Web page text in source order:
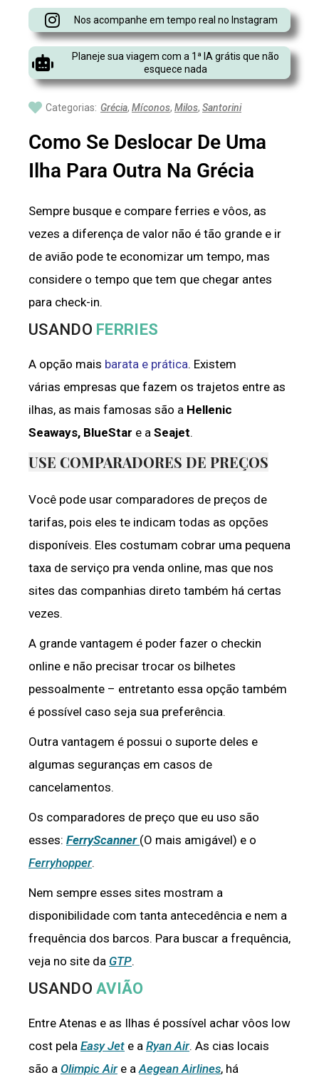
Nos acompanhe em tempo real no Instagram
Planeje sua viagem com a 1ª IA grátis que não
esquece nada
Categorias: Grécia, Míconos, Milos, Santorini
Como Se Deslocar De Uma
Ilha Para Outra Na Grécia
Sempre busque e compare ferries e vôos, as
vezes a diferença de valor não é tão grande e ir
de avião pode te economizar um tempo, mas
considere o tempo que tem que chegar antes
para check-in.
USANDO FERRIES
A opção mais barata e prática. Existem
várias empresas que fazem os trajetos entre as
ilhas, as mais famosas são a Hellenic
Seaways, BlueStar e a Seajet.
USE COMPARADORES DE PREÇOS
Você pode usar comparadores de preços de
tarifas, pois eles te indicam todas as opções
disponíveis. Eles costumam cobrar uma pequena
taxa de serviço pra venda online, mas que nos
sites das companhias direto também há certas
vezes.
A grande vantagem é poder fazer o checkin
online e não precisar trocar os bilhetes
pessoalmente – entretanto essa opção também
é possível caso seja sua preferência.
Outra vantagem é possui o suporte deles e
algumas seguranças em casos de
cancelamentos.
Os comparadores de preço que eu uso são
esses: FerryScanner (O mais amigável) e o
Ferryhopper.
Nem sempre esses sites mostram a
disponibilidade com tanta antecedência e nem a
frequência dos barcos. Para buscar a frequência,
veja no site da GTP.
USANDOAVIÃO
Entre Atenas e as Ilhas é possível achar vôos low
cost pela Easy Jet e a Ryan Air. As cias locais
são a Olimpic Aire aAegean Airlines, há